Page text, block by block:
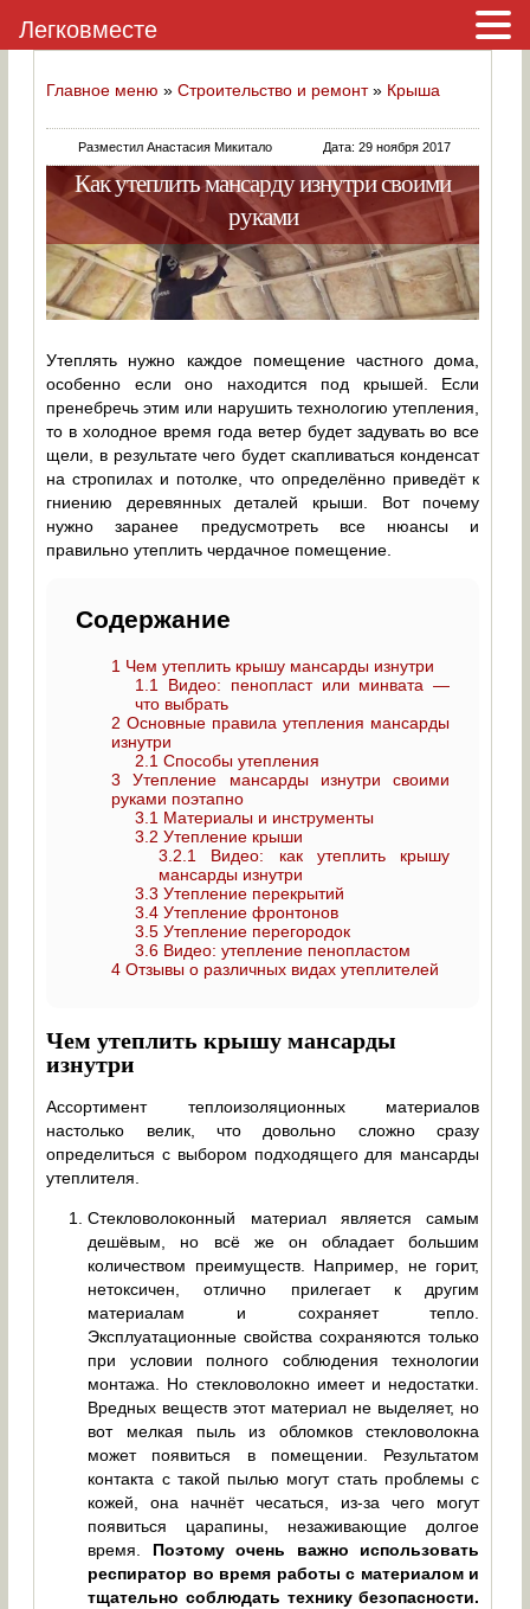
Главное меню »Строительство и ремонт» Крыша
Разместил Анастасия Микитало Дата: 29 ноября 2017
Как утеплить мансарду изнутри своими
руками
Утеплять нужно каждое помещение частного дома,
особенно если оно находится под крышей. Если
пренебречь этим или нарушить технологию утепления,
то в холодное время года ветер будет задувать во все
щели, в результате чего будет скапливаться конденсат
на стропилах и потолке, что определённо приведёт к
гниению деревянных деталей крыши. Вот почему
нужно заранее предусмотреть все нюансы и
правильно утеплить чердачное помещение.
Содержание
1 Чем утеплить крышу мансарды изнутри
1.1
Видео: пенопласт или минвата —
что выбрать
2 Основные правила утепления мансарды
изнутри
2.1 Способы утепления
3 Утепление мансарды изнутри своими
руками поэтапно
3.1 Материалы и инструменты
3.2 Утепление крыши
3.2.1
Видео: как утеплить крышу
мансарды изнутри
3.3 Утепление перекрытий
3.4 Утепление фронтонов
3.5 Утепление перегородок
3.6 Видео: утепление пенопластом
4 Отзывы о различных видах утеплителей
Чем утеплить крышу мансарды
изнутри
Ассортимент теплоизоляционных материалов
настолько велик, что довольно сложно сразу
определиться с выбором подходящего для мансарды
утеплителя.
Стекловолоконный материал является самым
дешёвым, но всё же он обладает большим
количеством преимуществ. Например, не горит,
нетоксичен, отлично прилегает к другим
материалам и сохраняет тепло.
Эксплуатационные свойства сохраняются только
при условии полного соблюдения технологии
монтажа. Но стекловолокно имеет и недостатки.
Вредных веществ этот материал не выделяет, но
вот мелкая пыль из обломков стекловолокна
может появиться в помещении. Результатом
контакта с такой пылью могут стать проблемы с
кожей, она начнёт чесаться, из-за чего могут
появиться царапины, незаживающие долгое
время. Поэтому очень важно использовать
респиратор во время работы с материалом и
тщательно соблюдать технику безопасности.
Легковместе